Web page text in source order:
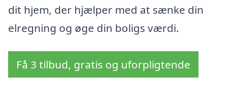
dit hjem, der hjælper med at sænke din
elregning og øge din boligs værdi.
Få 3 tilbud, gratis og uforpligtende